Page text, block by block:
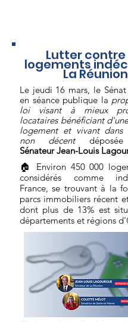
Lutter contre
logements
La Réunion
Le jeudi 16 mars, le
en séance publique la
loi visant à mieux
locataires bénéficiant
logement et vivant dans
non décent
Sénateur Jean-Louis
🏠 Environ 450 000
considérés comme
France, se trouvant à la
parcs immobiliers récent
dont plus de 13% est
départements et régions